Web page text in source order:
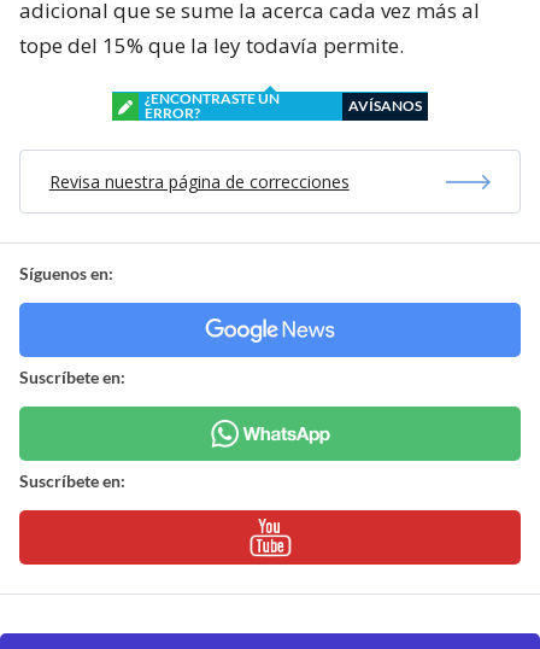
adicional que se sume la acerca cada vez más al
tope del 15% que la ley todavía permite.
¿ENCONTRASTE UN
ERROR?
AVÍSANOS
Revisa nuestra página de correcciones
Síguenos en:
Suscríbete en:
Suscríbete en: